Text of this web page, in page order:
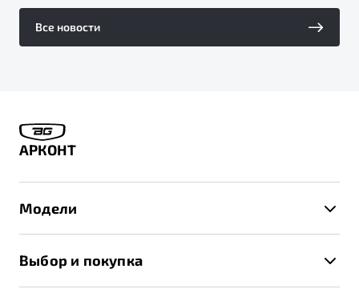
Все новости
АРКОНТ
Модели
Выбор и покупка